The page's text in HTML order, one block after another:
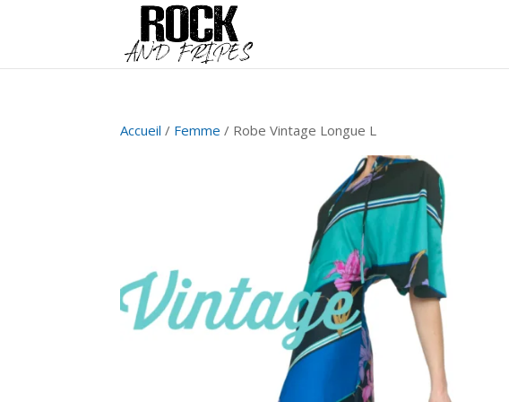
Accueil / Femme / Robe Vintage Longue L